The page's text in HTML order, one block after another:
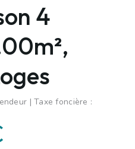
4
| Taxe foncière :